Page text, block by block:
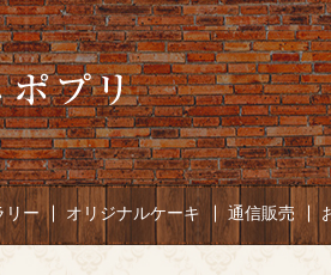
リー オリジナルケーキ 通信販売